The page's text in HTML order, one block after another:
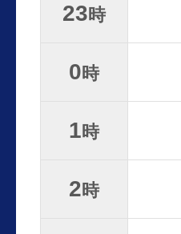
23時
0時
1時
2時